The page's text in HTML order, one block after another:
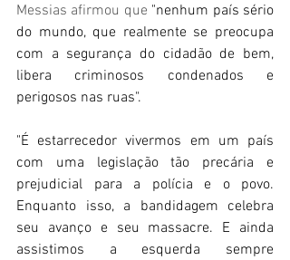
Messias afirmou que "nenhum país sério
do mundo, que realmente se preocupa
com a segurança do cidadão de bem,
libera criminosos condenados e
perigosos nas ruas".
"É estarrecedor vivermos em um país
com uma legislação tão precária e
prejudicial para a polícia e o povo.
Enquanto isso, a bandidagem celebra
seu avanço e seu massacre. E ainda
assistimos a esquerda sempre